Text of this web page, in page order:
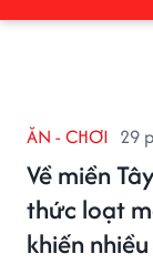
ĂN - CHƠI 29
Về miền
thức loạt
khiến